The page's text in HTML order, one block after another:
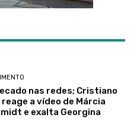
nas redes; Cristiano
reage a vídeo de Márcia
e exalta Georgina